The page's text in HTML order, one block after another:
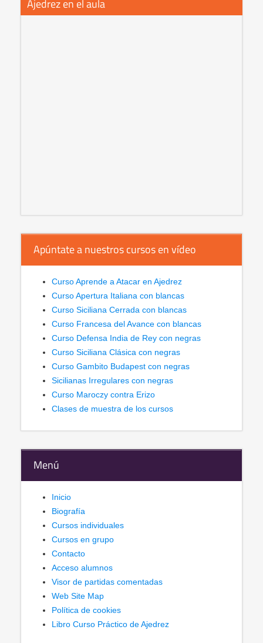
Ajedrez en el aula
Apúntate a nuestros cursos en vídeo
Curso Aprende a Atacar en Ajedrez
Curso Apertura Italiana con blancas
Curso Siciliana Cerrada con blancas
Curso Francesa del Avance con blancas
Curso Defensa India de Rey con negras
Curso Siciliana Clásica con negras
Curso Gambito Budapest con negras
Sicilianas Irregulares con negras
Curso Maroczy contra Erizo
Clases de muestra de los cursos
Menú
Inicio
Biografía
Cursos individuales
Cursos en grupo
Contacto
Acceso alumnos
Visor de partidas comentadas
Web Site Map
Política de cookies
Libro Curso Práctico de Ajedrez